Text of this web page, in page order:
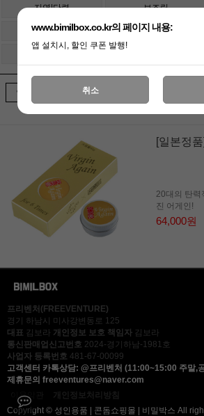
지연|단련 보조링
확장링 강화링
[일본정
20대의 탄력
진 어게인!
64,000원
프리벤처(FREEVENTURE)
경기 하남시 미사강변동로 125
대표 김보라 개인정보 보호 책임자 김보라
통신판매업신고번호 2024-경기하남-1981호
사업자 등록번호 481-67-00099
고객센터 카톡상담: @프리벤처 (11:00~15:00 주말,
제휴문의 freeventures@naver.com
이용약관
개인정보처리방침
Copyright © 성인용품 | 콘돔쇼핑몰 | 비밀박스 All
www.bimilbox.co.kr의 페이지 내용:
앱 설치시, 할인 쿠폰 발행!
취소